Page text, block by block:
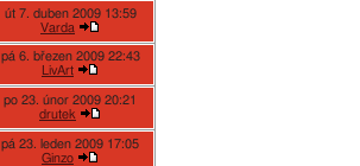
út 7. duben 2009 13:59
Varda
pá 6. březen 2009 22:43
LivArt
po 23. únor 2009 20:21
drutek
pá 23. leden 2009 17:05
Ginzo